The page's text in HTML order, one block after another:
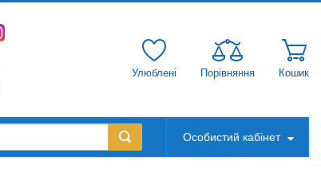
Улюблені Порівняння Кошик
Особистий кабінет